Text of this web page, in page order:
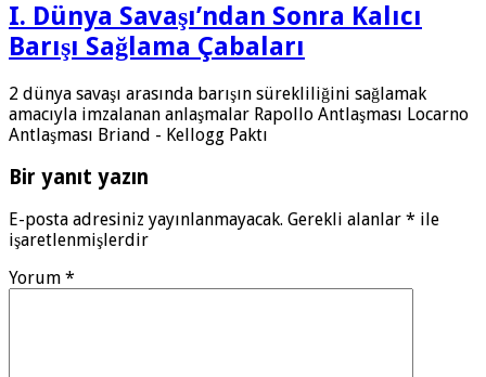
I. Dünya Savaşı’ndan Sonra Kalıcı
Barışı Sağlama Çabaları
2 dünya savaşı arasında barışın sürekliliğini sağlamak
amacıyla imzalanan anlaşmalar Rapollo Antlaşması Locarno
Antlaşması Briand - Kellogg Paktı
Bir yanıt yazın
E-posta adresiniz yayınlanmayacak. Gerekli alanlar * ile
işaretlenmişlerdir
Yorum *